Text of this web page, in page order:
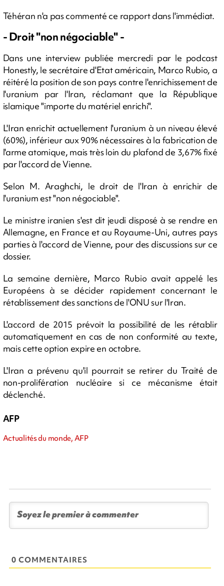
Téhéran n'a pas commenté ce rapport dans l'immédiat.
- Droit "non négociable" -
Dans une interview publiée mercredi par le podcast
Honestly, le secrétaire d'Etat américain, Marco Rubio, a
réitéré la position de son pays contre l'enrichissement de
l'uranium par l'Iran, réclamant que la République
islamique "importe du matériel enrichi".
L'Iran enrichit actuellement l'uranium à un niveau élevé
(60%), inférieur aux 90% nécessaires à la fabrication de
l'arme atomique, mais très loin du plafond de 3,67% fixé
par l'accord de Vienne.
Selon M. Araghchi, le droit de l'Iran à enrichir de
l'uranium est "non négociable".
Le ministre iranien s'est dit jeudi disposé à se rendre en
Allemagne, en France et au Royaume-Uni, autres pays
parties à l'accord de Vienne, pour des discussions sur ce
dossier.
La semaine dernière, Marco Rubio avait appelé les
Européens à se décider rapidement concernant le
rétablissement des sanctions de l'ONU sur l'Iran.
L'accord de 2015 prévoit la possibilité de les rétablir
automatiquement en cas de non conformité au texte,
mais cette option expire en octobre.
L'Iran a prévenu qu'il pourrait se retirer du Traité de
non-prolifération nucléaire si ce mécanisme était
déclenché.
AFP
Actualités du monde, AFP
0 COMMENTAIRES